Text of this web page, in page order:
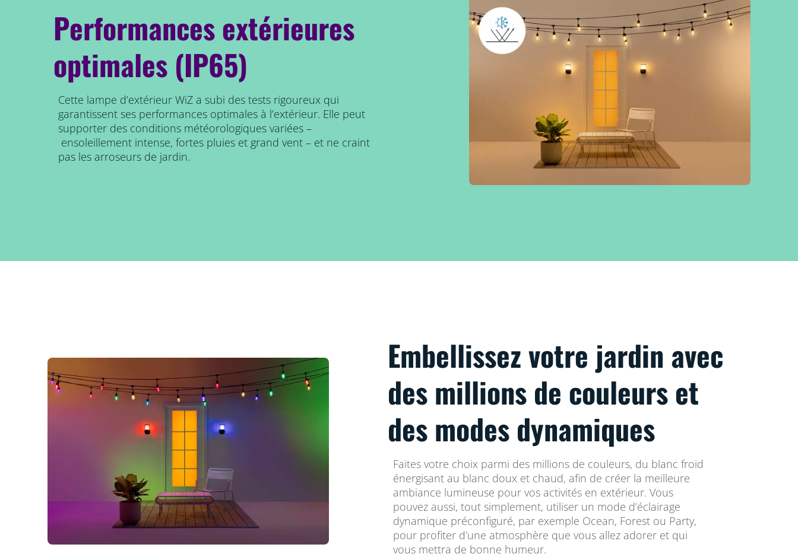
Performances extérieures
optimales (IP65)
Cette lampe d’extérieur WiZ a subi des tests rigoureux qui
garantissent ses performances optimales à l’extérieur. Elle peut
supporter des conditions météorologiques variées –
ensoleillement intense, fortes pluies et grand vent – et ne craint
pas les arroseurs de jardin.
Embellissez votre jardin avec
des millions de couleurs et
des modes dynamiques
Faites votre choix parmi des millions de couleurs, du blanc froid
énergisant au blanc doux et chaud, afin de créer la meilleure
ambiance lumineuse pour vos activités en extérieur. Vous
pouvez aussi, tout simplement, utiliser un mode d’éclairage
dynamique préconfiguré, par exemple Ocean, Forest ou Party,
pour profiter d’une atmosphère que vous allez adorer et qui
vous mettra de bonne humeur.